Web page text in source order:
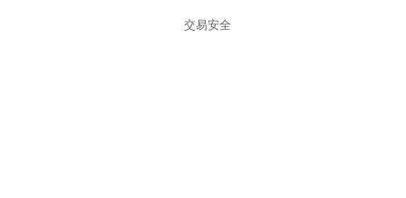
交易安全